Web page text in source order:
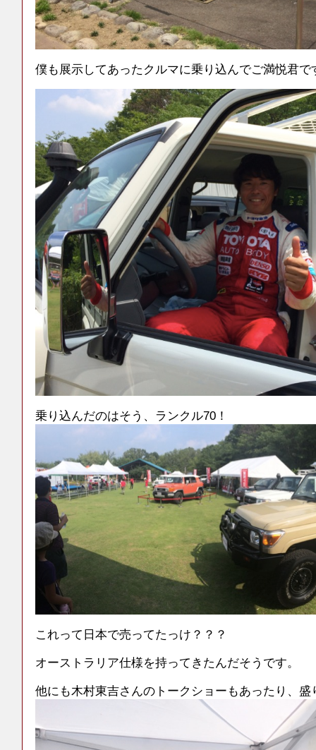
僕も展示してあったクルマに乗り込んでご満悦君で
乗り込んだのはそう、ランクル70！
これって日本で売ってたっけ？？？
オーストラリア仕様を持ってきたんだそうです。
他にも木村東吉さんのトークショーもあったり、盛